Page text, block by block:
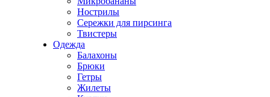
Нострилы
Сережки для пирсинга
Твистеры
Одежда
Балахоны
Брюки
Гетры
Жилеты